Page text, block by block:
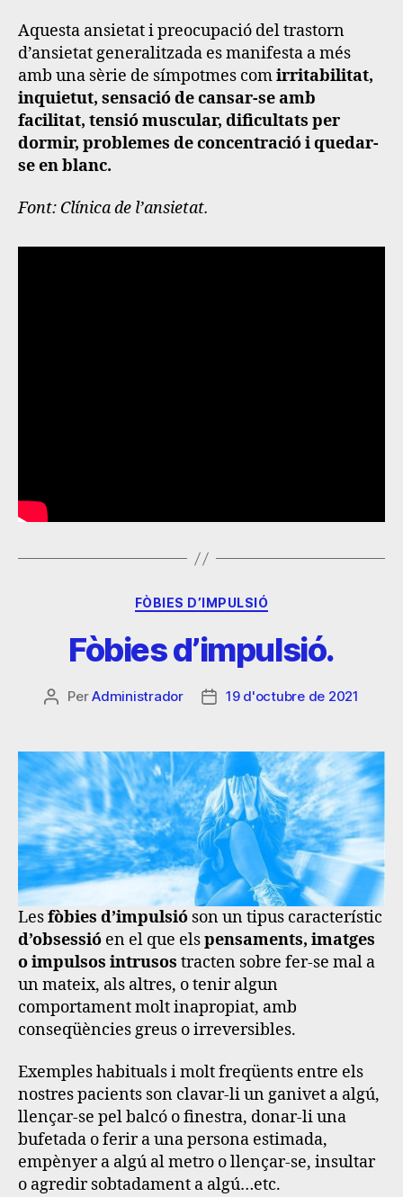
Aquesta ansietat i preocupació del trastorn
d’ansietat generalitzada es manifesta a més
amb una sèrie de símpotmes comirritabilitat,
inquietut, sensació de cansar-se amb
facilitat, tensió muscular, dificultats per
dormir, problemes de concentració i quedar-
se en blanc.
Font: Clínica de l’ansietat.
FÒBIES D’IMPULSIÓ
Fòbies d’impulsió.
PerAdministrador 19 d'octubre de 2021
Lesfòbies d’impulsió son un tipus característic
d’obsessió en el que elspensaments, imatges
o impulsos intrusos tracten sobre fer-se mal a
un mateix, als altres, o tenir algun
comportament molt inapropiat, amb
conseqüències greus o irreversibles.
Exemples habituals i molt freqüents entre els
nostres pacients son clavar-li un ganivet a algú,
llençar-se pel balcó o finestra, donar-li una
bufetada o ferir a una persona estimada,
empènyer a algú al metro o llençar-se, insultar
o agredir sobtadament a algú…etc.